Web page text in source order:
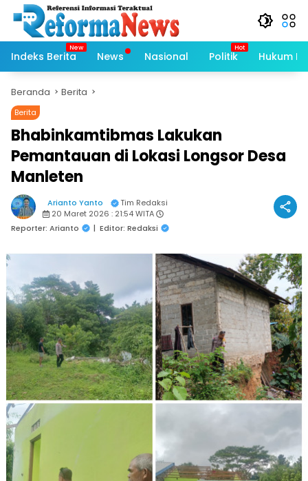
Langsung
konten
Indeks Berita
News Nasional Politik Hukum
Beranda Berita
Berita
Bhabinkamtibmas Lakukan
Pemantauan di Lokasi Longsor Desa
Manleten
Arianto Yanto
Tim Redaksi
20 Maret 2026 : 21:54 WITA
Reporter: Arianto
| Editor: Redaksi